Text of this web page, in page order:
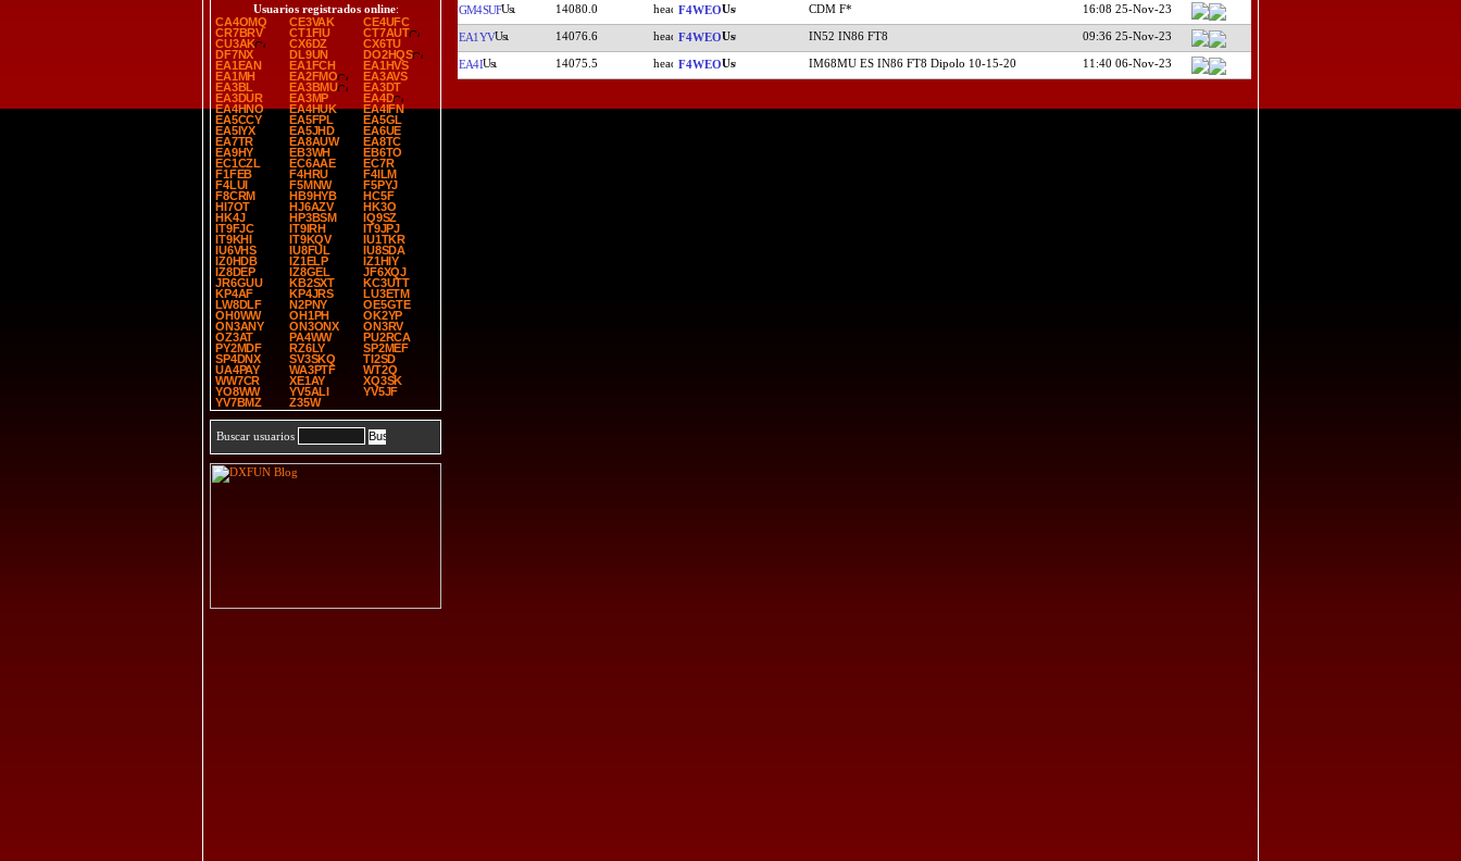
Usuarios registrados online:
CA4OMQ
CE3VAK
CE4UFC
CR7BRV
CT1FIU
CT7AUT
CU3AK
CX6DZ
CX6TU
DF7NX
DL9UN
DO2HQS
EA1EAN
EA1FCH
EA1HVS
EA1MH
EA2FMO
EA3AVS
EA3BL
EA3BMU
EA3DT
EA3DUR
EA3MP
EA4D
EA4HNO
EA4HUK
EA4IFN
EA5CCY
EA5FPL
EA5GL
EA5IYX
EA5JHD
EA6UE
EA7TR
EA8AUW
EA8TC
EA9HY
EB3WH
EB6TO
EC1CZL
EC6AAE
EC7R
F1FEB
F4HRU
F4ILM
F4LUI
F5MNW
F5PYJ
F8CRM
HB9HYB
HC5F
HI7OT
HJ6AZV
HK3O
HK4J
HP3BSM
IQ9SZ
IT9FJC
IT9IRH
IT9JPJ
IT9KHI
IT9KQV
IU1TKR
IU6VHS
IU8FUL
IU8SDA
IZ0HDB
IZ1ELP
IZ1HIY
IZ8DEP
IZ8GEL
JF6XQJ
JR6GUU
KB2SXT
KC3UTT
KP4AF
KP4JRS
LU3ETM
LW8DLF
N2PNY
OE5GTE
OH0WW
OH1PH
OK2YP
ON3ANY
ON3ONX
ON3RV
OZ3AT
PA4WW
PU2RCA
PY2MDF
RZ6LY
SP2MEF
SP4DNX
SV3SKQ
TI2SD
UA4PAY
WA3PTF
WT2Q
WW7CR
XE1AY
XQ3SK
YO8WW
YV5ALI
YV5JF
YV7BMZ
Z35W
Buscar usuarios
GM4SUF 14080.0 F4WEO CDM F* 16:08 25-Nov-23
EA1YV 14076.6 F4WEO IN52 IN86 FT8 09:36 25-Nov-23
EA4I 14075.5 F4WEO IM68MU ES IN86 FT8 Dipolo 10-15-20 11:40 06-Nov-23